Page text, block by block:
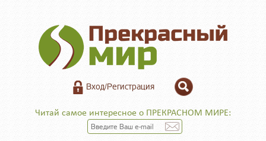
Вход/Регистрация
Читай самое интересное о ПРЕКРАСНОМ МИРЕ: